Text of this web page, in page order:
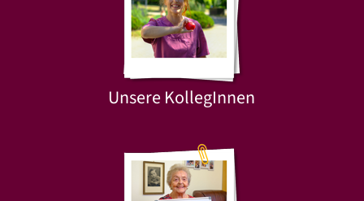
Unsere KollegInnen